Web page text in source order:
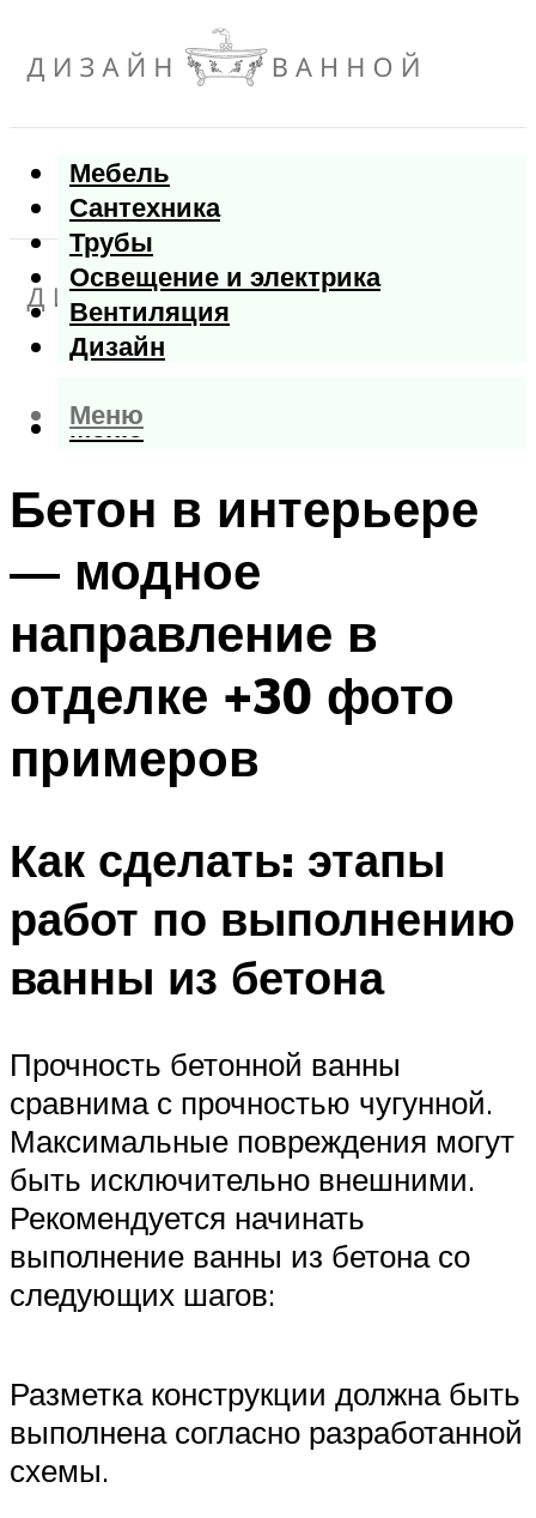
Мебель
Сантехника
Трубы
Освещение и электрика
Вентиляция
Дизайн
Меню
Меню
Бетон в интерьере
— модное
направление в
отделке +30 фото
примеров
Как сделать: этапы
работ по выполнению
ванны из бетона
Прочность бетонной ванны
сравнима с прочностью чугунной.
Максимальные повреждения могут
быть исключительно внешними.
Рекомендуется начинать
выполнение ванны из бетона со
следующих шагов:
Разметка конструкции должна быть
выполнена согласно разработанной
схемы.